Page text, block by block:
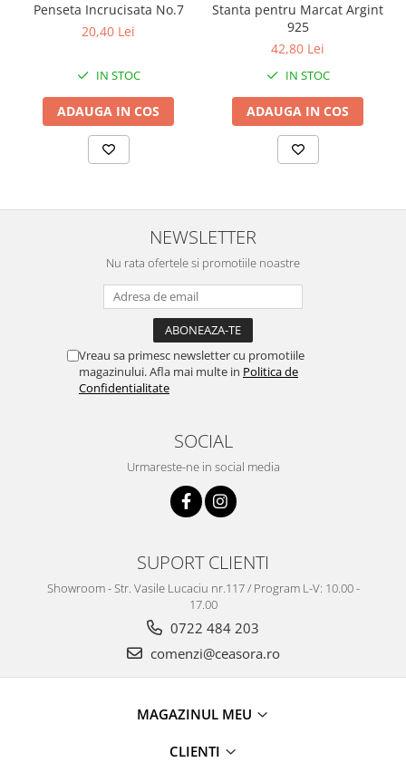
Penseta Incrucisata No.7
20,40 Lei
IN STOC
ADAUGA IN COS
Stanta pentru Marcat Argint
925
42,80 Lei
IN STOC
ADAUGA IN COS
NEWSLETTER
Nu rata ofertele si promotiile noastre
Vreau sa primesc newsletter cu promotiile
magazinului. Afla mai multe in Politica de
Confidentialitate
SOCIAL
Urmareste-ne in social media
SUPORT CLIENTI
Showroom - Str. Vasile Lucaciu nr.117 / Program L-V: 10.00 -
17.00
0722 484 203
comenzi@ceasora.ro
MAGAZINUL MEU
CLIENTI